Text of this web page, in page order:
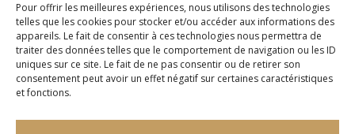
Pour offrir les meilleures expériences, nous utilisons des technologies
telles que les cookies pour stocker et/ou accéder aux informations des
appareils. Le fait de consentir à ces technologies nous permettra de
traiter des données telles que le comportement de navigation ou les ID
uniques sur ce site. Le fait de ne pas consentir ou de retirer son
consentement peut avoir un effet négatif sur certaines caractéristiques
et fonctions.
Photos non contractuelles
CGU
CGV